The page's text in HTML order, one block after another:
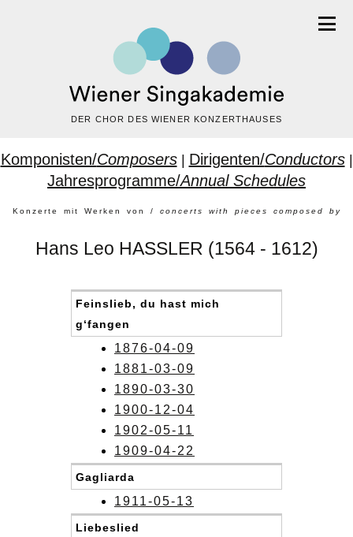
DER CHOR DES WIENER KONZERTHAUSES
Komponisten/Composers| Dirigenten/Conductors|
Jahresprogramme/Annual Schedules
Konzerte mit Werken von / concerts with pieces composed by
Hans Leo HASSLER (1564 - 1612)
Feinslieb, du hast mich
g‘fangen
1876-04-09
1881-03-09
1890-03-30
1900-12-04
1902-05-11
1909-04-22
Gagliarda
1911-05-13
Liebeslied